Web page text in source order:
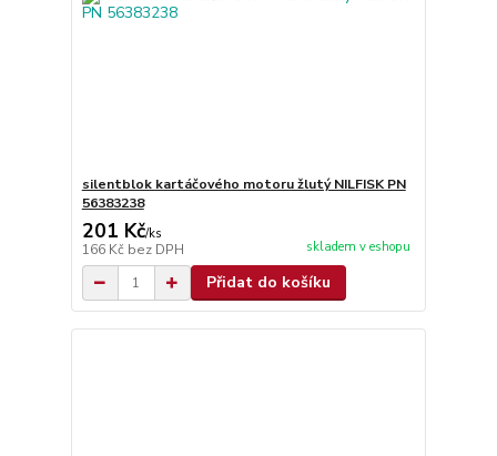
silentblok kartáčového motoru žlutý NILFISK PN
56383238
201 Kč/ks
166 Kč bez DPH skladem v eshopu
Přidat do košíku